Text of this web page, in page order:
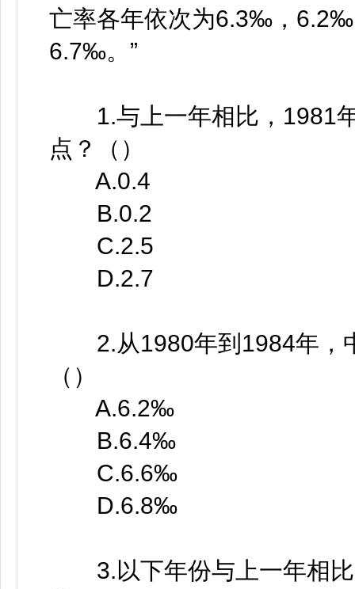
亡率各年依次为6.3‰，
6.7‰。”
1.与上一年相比，1981年
点？（）
A.0.4
B.0.2
C.2.5
D.2.7
2.从1980年到1984年，
（）
A.6.2‰
B.6.4‰
C.6.6‰
D.6.8‰
3.以下年份与上一年相比